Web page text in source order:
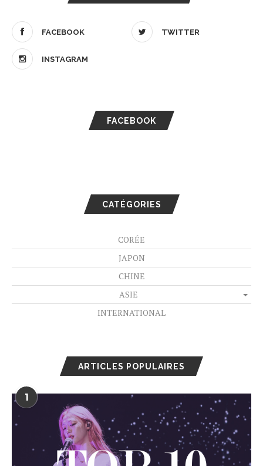
FACEBOOK TWITTER
INSTAGRAM
FACEBOOK
CATÉGORIES
CORÉE
JAPON
CHINE
ASIE
INTERNATIONAL
ARTICLES POPULAIRES
1